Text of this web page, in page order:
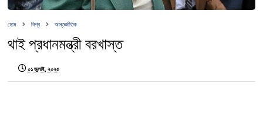
হোম বিশ্ব আন্তর্জাতিক
থাই প্রধানমন্ত্রী বরখাস্ত
০১ জুলাই, ২০২৫